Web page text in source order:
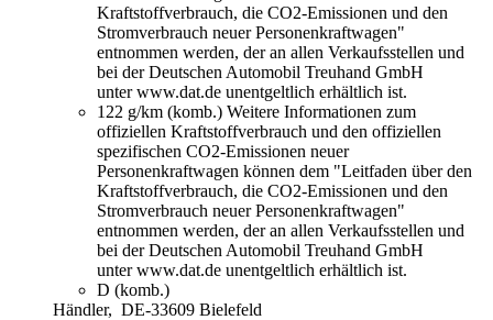
Kraftstoffverbrauch, die CO2-Emissionen und den
Stromverbrauch neuer Personenkraftwagen"
entnommen werden, der an allen Verkaufsstellen und
bei der Deutschen Automobil Treuhand GmbH
unter www.dat.de unentgeltlich erhältlich ist.
122 g/km (komb.) Weitere Informationen zum
offiziellen Kraftstoffverbrauch und den offiziellen
spezifischen CO2-Emissionen neuer
Personenkraftwagen können dem "Leitfaden über den
Kraftstoffverbrauch, die CO2-Emissionen und den
Stromverbrauch neuer Personenkraftwagen"
entnommen werden, der an allen Verkaufsstellen und
bei der Deutschen Automobil Treuhand GmbH
unter www.dat.de unentgeltlich erhältlich ist.
D (komb.)
Händler, DE-33609 Bielefeld